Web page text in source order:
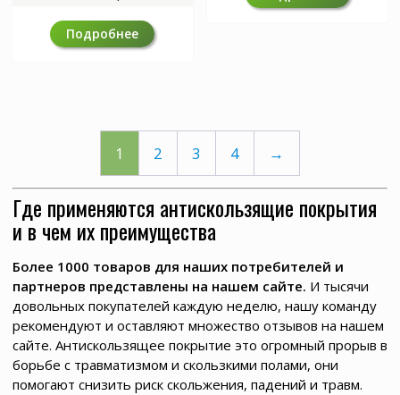
Подробнее
1 2 3 4 →
Где применяются антискользящие покрытия
и в чем их преимущества
Более 1000 товаров для наших потребителей и
партнеров представлены на нашем сайте. И тысячи
довольных покупателей каждую неделю, нашу команду
рекомендуют и оставляют множество отзывов на нашем
сайте. Антискользящее покрытие это огромный прорыв в
борьбе с травматизмом и скользкими полами, они
помогают снизить риск скольжения, падений и травм.